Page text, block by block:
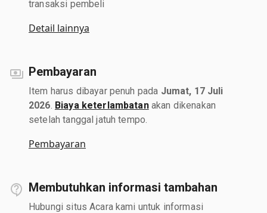
transaksi pembeli
Detail lainnya
Pembayaran
Item harus dibayar penuh pada Jumat, 17 Juli
2026 Biaya keterlambatanakan dikenakan
setelah tanggal jatuh tempo.
Pembayaran
Membutuhkan informasi tambahan
Hubungi situs Acara kami untuk informasi